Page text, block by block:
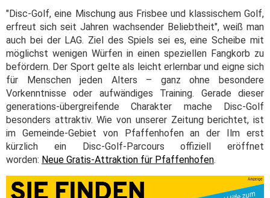
"Disc-Golf, eine Mischung aus Frisbee und klassischem Golf,
erfreut sich seit Jahren wachsender Beliebtheit", weiß man
auch bei der LAG. Ziel des Spiels sei es, eine Scheibe mit
möglichst wenigen Würfen in einen speziellen Fangkorb zu
befördern. Der Sport gelte als leicht erlernbar und eigne sich
für Menschen jeden Alters – ganz ohne besondere
Vorkenntnisse oder aufwändiges Training. Gerade dieser
generations-übergreifende Charakter mache Disc-Golf
besonders attraktiv. Wie von unserer Zeitung berichtet, ist
im Gemeinde-Gebiet von Pfaffenhofen an der Ilm erst
kürzlich ein Disc-Golf-Parcours offiziell eröffnet
worden: Neue Gratis-Attraktion für Pfaffenhofen.